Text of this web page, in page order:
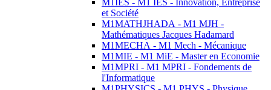
M1IES - M1 IES - Innovation, Entreprise
et Société
M1MATHJHADA - M1 MJH -
Mathématiques Jacques Hadamard
M1MECHA - M1 Mech - Mécanique
M1MIE - M1 MiE - Master en Economie
M1MPRI - M1 MPRI - Fondements de
l'Informatique